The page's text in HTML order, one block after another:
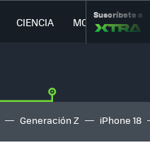
CIENCIA MOVILIDAD
Suscríbete a
Generación Z iPhone 18